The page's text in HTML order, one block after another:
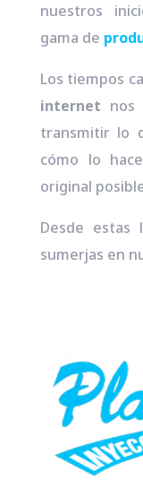
nuestros
gama de
Los tiempos
internet
transmitir lo
cómo lo
original
Desde
sumerjas en